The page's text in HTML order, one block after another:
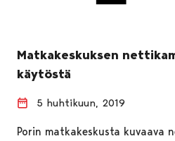
Matkakeskuksen
käytöstä
5 huhtikuun, 2019
Porin matkakeskusta kuvaava